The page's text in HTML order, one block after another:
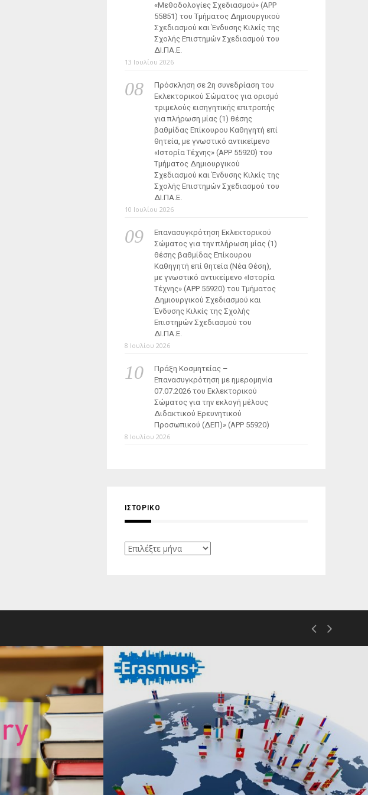
«Μεθοδολογίες Σχεδιασμού» (ΑΡΡ
55851) του Τμήματος Δημιουργικού
Σχεδιασμού και Ένδυσης Κιλκίς της
Σχολής Επιστημών Σχεδιασμού του
ΔΙ.ΠΑ.Ε.
13 Ιουλίου 2026
Πρόσκληση σε 2η συνεδρίαση του
Εκλεκτορικού Σώματος για ορισμό
τριμελούς εισηγητικής επιτροπής
για πλήρωση μίας (1) θέσης
βαθμίδας Επίκουρου Καθηγητή επί
θητεία, με γνωστικό αντικείμενο
«Ιστορία Τέχνης» (ΑΡΡ 55920) του
Τμήματος Δημιουργικού
Σχεδιασμού και Ένδυσης Κιλκίς της
Σχολής Επιστημών Σχεδιασμού του
ΔΙ.ΠΑ.Ε.
10 Ιουλίου 2026
Επανασυγκρότηση Εκλεκτορικού
Σώματος για την πλήρωση μίας (1)
θέσης βαθμίδας Επίκουρου
Καθηγητή επί θητεία (Νέα Θέση),
με γνωστικό αντικείμενο «Ιστορία
Τέχνης» (ΑΡΡ 55920) του Τμήματος
Δημιουργικού Σχεδιασμού και
Ένδυσης Κιλκίς της Σχολής
Επιστημών Σχεδιασμού του
ΔΙ.ΠΑ.Ε.
8 Ιουλίου 2026
Πράξη Κοσμητείας –
Επανασυγκρότηση με ημερομηνία
07.07.2026 του Εκλεκτορικού
Σώματος για την εκλογή μέλους
Διδακτικού Ερευνητικού
Προσωπικού (ΔΕΠ)» (APP 55920)
8 Ιουλίου 2026
ΙΣΤΟΡΙΚΌ
Ιστορικό